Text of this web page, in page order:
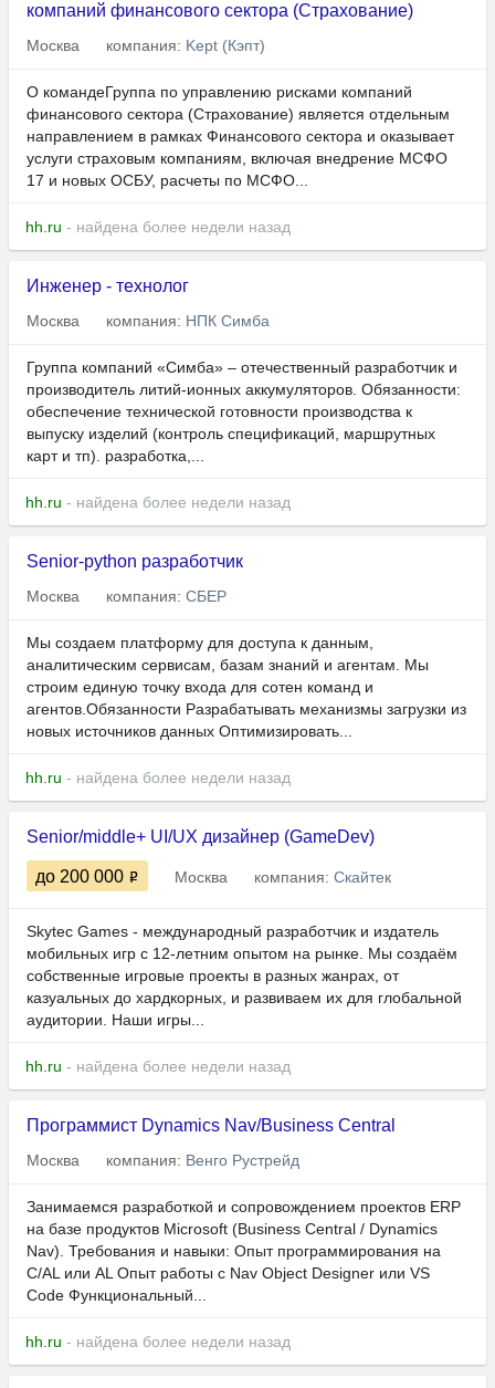
компаний финансового сектора (Страхование)
Москва компания: Kept (Кэпт)
О командеГруппа по управлению рисками компаний
финансового сектора (Страхование) является отдельным
направлением в рамках Финансового сектора и оказывает
услуги страховым компаниям, включая внедрение МСФО
17 и новых ОСБУ, расчеты по МСФО...
hh.ru - найдена более недели назад
Инженер - технолог
Москва компания: НПК Симба
Группа компаний «Симба» – отечественный разработчик и
производитель литий-ионных аккумуляторов. Обязанности:
обеспечение технической готовности производства к
выпуску изделий (контроль спецификаций, маршрутных
карт и тп). разработка,...
hh.ru - найдена более недели назад
Senior-python разработчик
Москва компания: СБЕР
Мы создаем платформу для доступа к данным,
аналитическим сервисам, базам знаний и агентам. Мы
строим единую точку входа для сотен команд и
агентов.Обязанности Разрабатывать механизмы загрузки из
новых источников данных Оптимизировать...
hh.ru - найдена более недели назад
Senior/middle+ UI/UX дизайнер (GameDev)
до 200 000 Москва компания: Скайтек
Skytec Games - международный разработчик и издатель
мобильных игр с 12-летним опытом на рынке. Мы создаём
собственные игровые проекты в разных жанрах, от
казуальных до хардкорных, и развиваем их для глобальной
аудитории. Наши игры...
hh.ru - найдена более недели назад
Программист Dynamics Nav/Business Central
Москва компания: Венго Рустрейд
Занимаемся разработкой и сопровождением проектов ERP
на базе продуктов Microsoft (Business Central / Dynamics
Nav). Требования и навыки: Опыт программирования на
C/AL или AL Опыт работы с Nav Object Designer или VS
Code Функциональный...
hh.ru - найдена более недели назад